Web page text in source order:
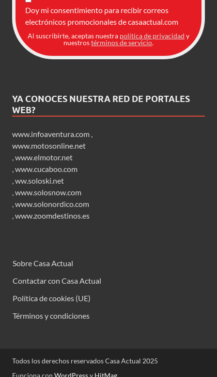
Doy mi consentimiento para recibir correos
electrónicos promocionales de casaactual.com
Al suscribirte, aceptas nuestra política de privacidad y
nuestrostérminos de servicio.
YA CONOCES NUESTRA RED DE PORTALES
WEB?
www.infoaventura.com
www.motosonline.net
www.elmotor.net
www.cucaboo.com
ww.soloski.net
www.solosnow.com
www.solonordico.com
www.zoomdestinos.es
Sobre Casa Actual
Contactar con Casa Actual
Política de cookies (UE)
Términos y condiciones
Todos los derechos reservados Casa Actual 2025
Funciona con WordPressy HitMag.